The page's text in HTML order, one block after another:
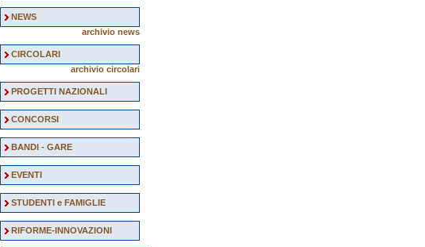
NEWS
archivio news
CIRCOLARI
archivio circolari
PROGETTI NAZIONALI
CONCORSI
BANDI - GARE
EVENTI
STUDENTI e FAMIGLIE
RIFORME-INNOVAZIONI